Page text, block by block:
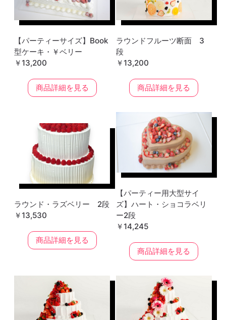
【パーティーサイズ】Book
型ケーキ・￥ベリー
￥13,200
商品詳細を見る
ラウンドフルーツ断面 3
段
￥13,200
商品詳細を見る
ラウンド・ラズベリー 2段
￥13,530
商品詳細を見る
【パーティー用大型サイ
ズ】ハート・ショコラベリ
ー2段
￥14,245
商品詳細を見る